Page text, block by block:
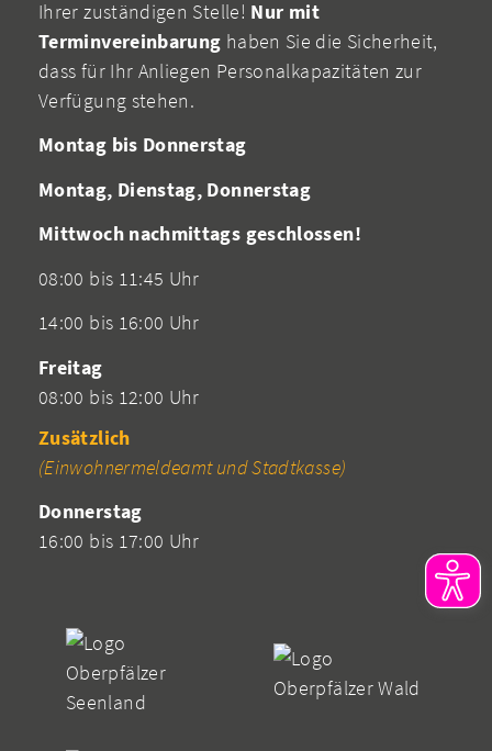
Ihrer zuständigen Stelle! Nur mit
Terminvereinbarung haben Sie die Sicherheit,
dass für Ihr Anliegen Personalkapazitäten zur
Verfügung stehen.
Montag bis Donnerstag
Montag, Dienstag, Donnerstag
Mittwoch nachmittags geschlossen!
08:00 bis 11:45 Uhr
14:00 bis 16:00 Uhr
Freitag
08:00 bis 12:00 Uhr
Zusätzlich
(Einwohnermeldeamt und Stadtkasse)
Donnerstag
16:00 bis 17:00 Uhr